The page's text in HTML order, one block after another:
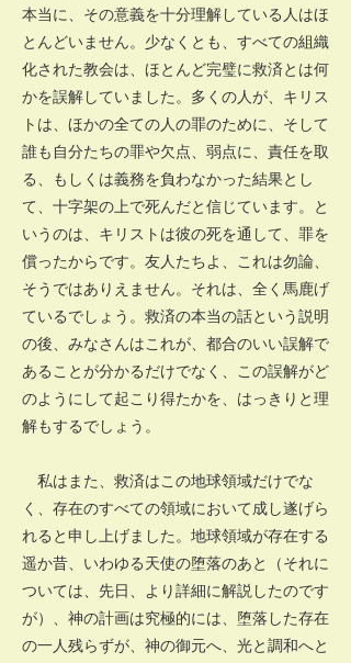
本当に、その意義を十分理解している人はほ
とんどいません。少なくとも、すべての組織
化された教会は、ほとんど完璧に救済とは何
かを誤解していました。多くの人が、キリス
トは、ほかの全ての人の罪のために、そして
誰も自分たちの罪や欠点、弱点に、責任を取
る、もしくは義務を負わなかった結果とし
て、十字架の上で死んだと信じています。と
いうのは、キリストは彼の死を通して、罪を
償ったからです。友人たちよ、これは勿論、
そうではありえません。それは、全く馬鹿げ
ているでしょう。救済の本当の話という説明
の後、みなさんはこれが、都合のいい誤解で
あることが分かるだけでなく、この誤解がど
のようにして起こり得たかを、はっきりと理
解もするでしょう。
私はまた、救済はこの地球領域だけでな
く、存在のすべての領域において成し遂げら
れると申し上げました。地球領域が存在する
遥か昔、いわゆる天使の堕落のあと（それに
ついては、先日、より詳細に解説したのです
が）、神の計画は究極的には、堕落した存在
の一人残らずが、神の御元へ、光と調和へと